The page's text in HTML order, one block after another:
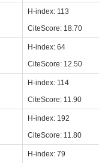
H-index: 113
CiteScore: 18.70
H-index: 64
CiteScore: 12.50
H-index: 114
CiteScore: 11.90
H-index: 192
CiteScore: 11.80
H-index: 79